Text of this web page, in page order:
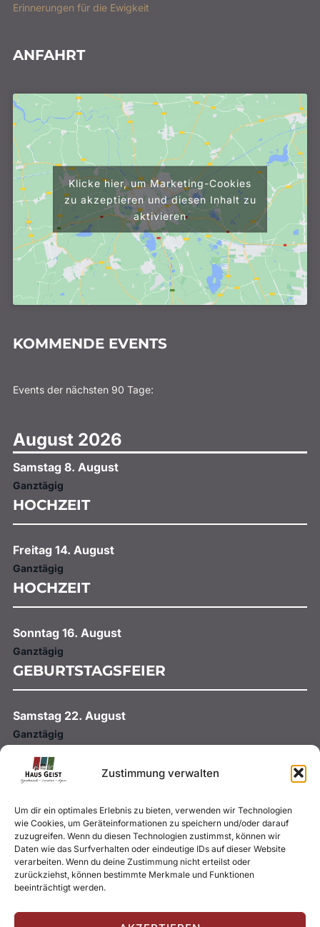
Zustimmung verwalten
Um dir ein optimales Erlebnis zu bieten, verwenden wir Technologien
wie Cookies, um Geräteinformationen zu speichern und/oder darauf
zuzugreifen. Wenn du diesen Technologien zustimmst, können wir
Daten wie das Surfverhalten oder eindeutige IDs auf dieser Website
verarbeiten. Wenn du deine Zustimmung nicht erteilst oder
zurückziehst, können bestimmte Merkmale und Funktionen
beeinträchtigt werden.
Erinnerungen für die Ewigkeit
ANFAHRT
Klicke hier, um Marketing-Cookies
zu akzeptieren und diesen Inhalt zu
aktivieren
KOMMENDE EVENTS
Events der nächsten 90 Tage:
August 2026
Samstag 8. August
Ganztägig
HOCHZEIT
Freitag 14. August
Ganztägig
HOCHZEIT
Sonntag 16. August
Ganztägig
GEBURTSTAGSFEIER
Samstag 22. August
Ganztägig
HOCHZEIT
Ganztägig
HOCHZEIT
Hier geht es zum gesamtenEventkalender